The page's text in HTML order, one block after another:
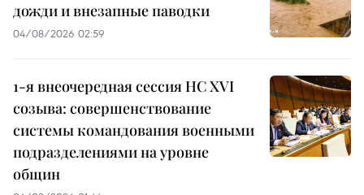
дожди и внезапные паводки
04/08/2026 02:59
1-я внеочередная сессия НС XVI
созыва: совершенствование
системы командования военными
подразделениями на уровне
общин